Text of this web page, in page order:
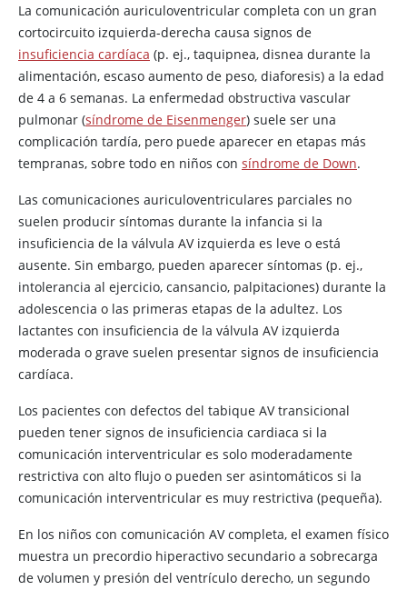
La comunicación auriculoventricular completa con un gran
cortocircuito izquierda-derecha causa signos de
insuficiencia cardíaca (p. ej., taquipnea, disnea durante la
alimentación, escaso aumento de peso, diaforesis) a la edad
de 4 a 6 semanas. La enfermedad obstructiva vascular
pulmonar (síndrome de Eisenmenger) suele ser una
complicación tardía, pero puede aparecer en etapas más
tempranas, sobre todo en niños con síndrome de Down.
Las comunicaciones auriculoventriculares parciales no
suelen producir síntomas durante la infancia si la
insuficiencia de la válvula AV izquierda es leve o está
ausente. Sin embargo, pueden aparecer síntomas (p. ej.,
intolerancia al ejercicio, cansancio, palpitaciones) durante la
adolescencia o las primeras etapas de la adultez. Los
lactantes con insuficiencia de la válvula AV izquierda
moderada o grave suelen presentar signos de insuficiencia
cardíaca.
Los pacientes con defectos del tabique AV transicional
pueden tener signos de insuficiencia cardiaca si la
comunicación interventricular es solo moderadamente
restrictiva con alto flujo o pueden ser asintomáticos si la
comunicación interventricular es muy restrictiva (pequeña).
En los niños con comunicación AV completa, el examen físico
muestra un precordio hiperactivo secundario a sobrecarga
de volumen y presión del ventrículo derecho, un segundo